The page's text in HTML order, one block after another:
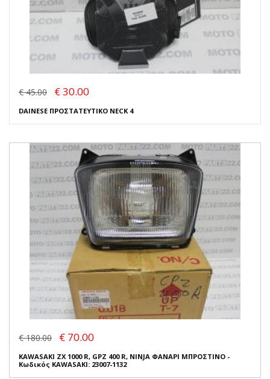
€ 45.00 € 30.00
DAINESE ΠΡΟΣΤΑΤΕΥΤΙΚΟ NECK 4
€ 180.00 € 70.00
KAWASAKI ZX 1000 R, GPZ 400 R, NINJA ΦΑΝΑΡΙ ΜΠΡΟΣΤΙΝΟ -
Κωδικός KAWASAKI: 23007-1132